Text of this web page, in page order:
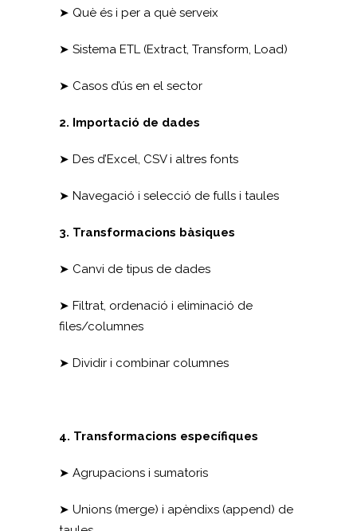
➤ Què és i per a què serveix
➤ Sistema ETL (Extract, Transform, Load)
➤ Casos d’ús en el sector
2. Importació de dades
➤ Des d’Excel, CSV i altres fonts
➤ Navegació i selecció de fulls i taules
3. Transformacions bàsiques
➤ Canvi de tipus de dades
➤ Filtrat, ordenació i eliminació de
files/columnes
➤ Dividir i combinar columnes
4. Transformacions específiques
➤ Agrupacions i sumatoris
➤ Unions (merge) i apèndixs (append) de